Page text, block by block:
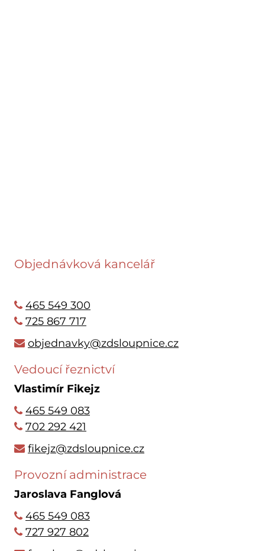
Objednávková kancelář
465 549 300
725 867 717
objednavky@zdsloupnice.cz
Vedoucí řeznictví
Vlastimír Fikejz
465 549 083
702 292 421
fikejz@zdsloupnice.cz
Provozní administrace
Jaroslava Fanglová
465 549 083
727 927 802